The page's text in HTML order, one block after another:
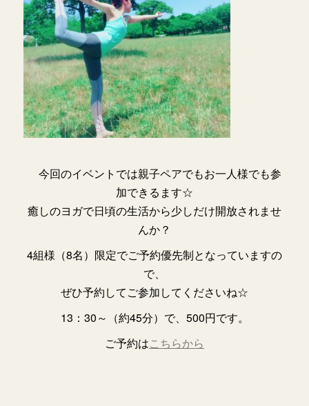
今回のイベントでは親子ペアでもお一人様でも参
加できるます☆
癒しのヨガで日頃の生活から少しだけ開放されませ
んか？
4組様（8名）限定でご予約優先制となっていますの
で、
ぜひ予約してご参加してくださいね☆
13：30～（約45分）で、500円です。
ご予約はこちらから